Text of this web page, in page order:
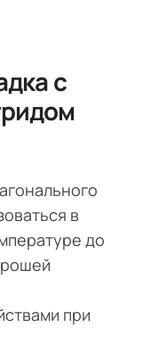
с
в
до
при